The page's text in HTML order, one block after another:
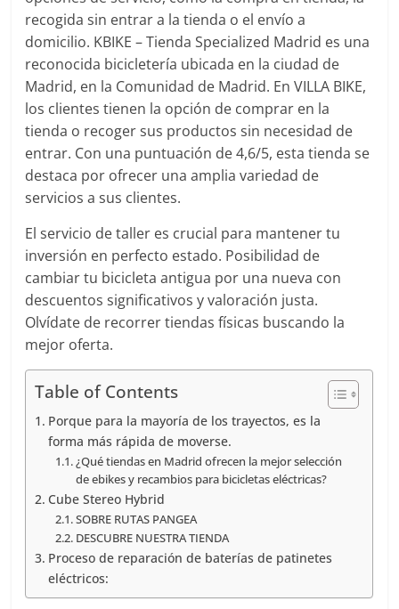
recogida sin entrar a la tienda o el envío a
domicilio. KBIKE – Tienda Specialized Madrid es una
reconocida bicicletería ubicada en la ciudad de
Madrid, en la Comunidad de Madrid. En VILLA BIKE,
los clientes tienen la opción de comprar en la
tienda o recoger sus productos sin necesidad de
entrar. Con una puntuación de 4,6/5, esta tienda se
destaca por ofrecer una amplia variedad de
servicios a sus clientes.
El servicio de taller es crucial para mantener tu
inversión en perfecto estado. Posibilidad de
cambiar tu bicicleta antigua por una nueva con
descuentos significativos y valoración justa.
Olvídate de recorrer tiendas físicas buscando la
mejor oferta.
Table of Contents
Porque para la mayoría de los trayectos, es la
forma más rápida de moverse.
¿Qué tiendas en Madrid ofrecen la mejor selección
de ebikes y recambios para bicicletas eléctricas?
Cube Stereo Hybrid
SOBRE RUTAS PANGEA
DESCUBRE NUESTRA TIENDA
Proceso de reparación de baterías de patinetes
eléctricos: